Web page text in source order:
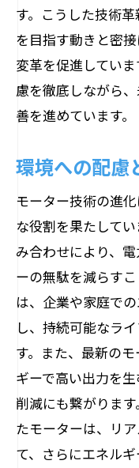
す。こうした技術
を目指す動きと密
変革を促進してい
慮を徹底しながら
善を進めています。
環境への配慮
モーター技術の進
な役割を果たして
み合わせにより、
ーの無駄を減らす
は、企業や家庭で
し、持続可能なラ
す。また、最新の
ギーで高い出力を
削減にも繋がりま
たモーターは、リ
て、さらにエネル